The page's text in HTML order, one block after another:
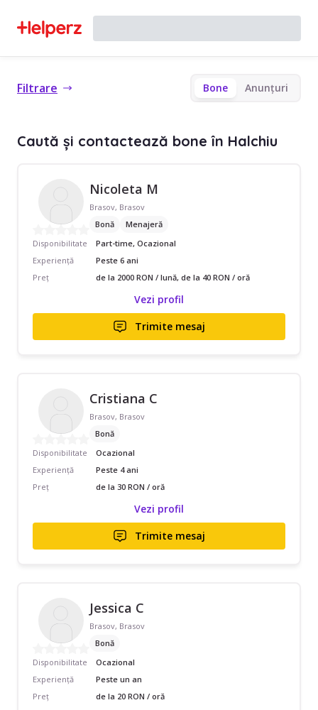
Filtrare Bone Anunțuri
Caută și contactează bone în Halchiu
Nicoleta M
Brasov, Brasov
Bonă
Menajeră
Disponibilitate
Part-time, Ocazional
Experiență
Peste 6 ani
Preț
de la 2000 RON / lună, de la 40 RON / oră
Vezi profil
Trimite mesaj
Cristiana C
Brasov, Brasov
Bonă
Disponibilitate
Ocazional
Experiență
Peste 4 ani
Preț
de la 30 RON / oră
Vezi profil
Trimite mesaj
Jessica C
Brasov, Brasov
Bonă
Disponibilitate
Ocazional
Experiență
Peste un an
Preț
de la 20 RON / oră